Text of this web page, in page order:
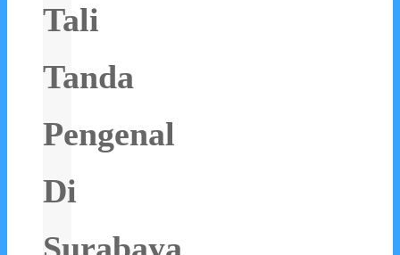
Tali
Tanda
Pengenal
Di